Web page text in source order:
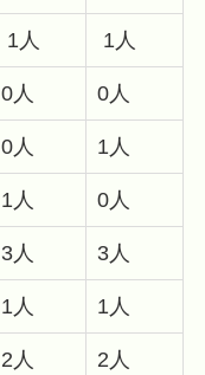
1人 1人
0人 0人
0人 1人
1人 0人
3人 3人
1人 1人
2人 2人